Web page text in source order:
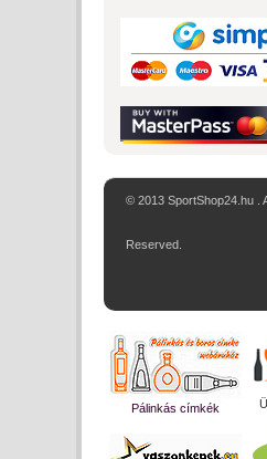
© 2013 SportShop24.hu .
Reserved.
Pálinkás címkék